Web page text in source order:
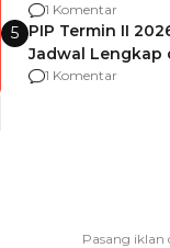
Usai Jadi Brigjen
1 Komentar
5 PIP Termin II
Jadwal Lengkap
agar Dana Tidak
1 Komentar